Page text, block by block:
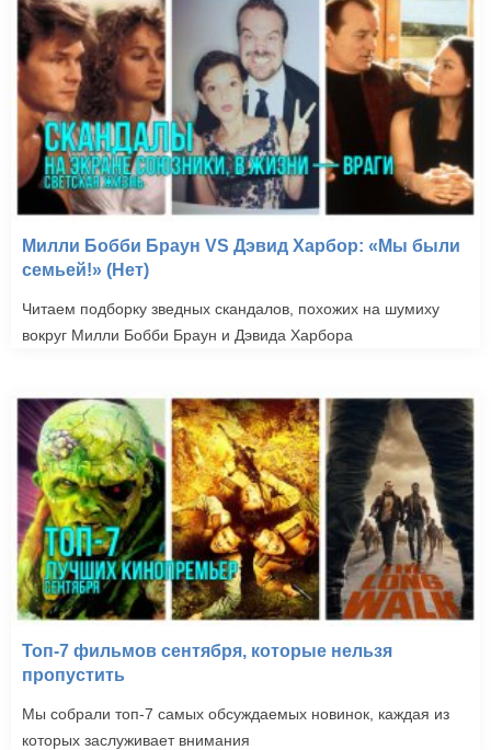
Милли Бобби Браун VS Дэвид Харбор: «Мы были
семьей!» (Нет)
Читаем подборку зведных скандалов, похожих на шумиху
вокруг Милли Бобби Браун и Дэвида Харбора
Топ-7 фильмов сентября, которые нельзя
пропустить
Мы собрали топ-7 самых обсуждаемых новинок, каждая из
которых заслуживает внимания